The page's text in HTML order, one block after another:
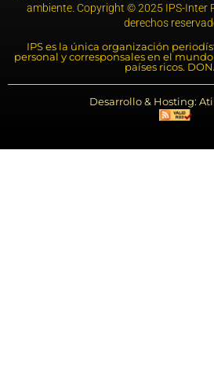
ambiente. Copyright © 2025 IPS-Inter
derechos
IPS es la única organización
personal y corresponsales en el
países ricos.
Desarrollo & Hosting: